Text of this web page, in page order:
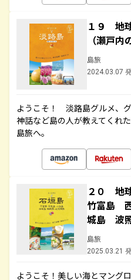
１９ 地
（瀬戸
島旅
2024.03.07
ようこそ！ 淡路島グルメ、
神話など島の人が教えてくれ
島旅へ。
２０ 地
竹富島
城島 波
島旅
2025.03.21
ようこそ！美しい海とマング